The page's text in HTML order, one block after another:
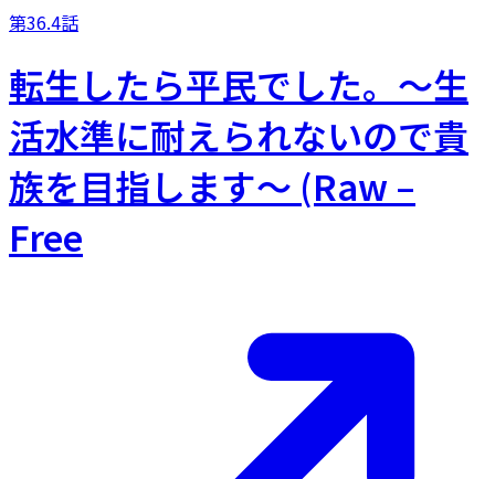
第36.4話
転生したら平民でした。～生
活水準に耐えられないので貴
族を目指します～ (Raw –
Free